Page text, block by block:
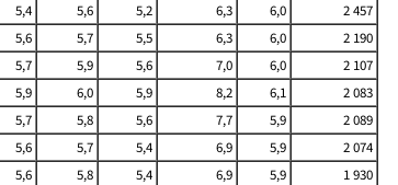
5,4 5,6 5,2 6,3 6,0
2 457
5,6 5,7 5,5 6,3 6,0
2 190
5,7 5,9 5,6 7,0 6,0
2 107
5,9 6,0 5,9 8,2 6,1
2 083
5,7 5,8 5,6 7,7 5,9
2 089
5,6 5,7 5,4 6,9 5,9
2 074
5,6 5,8 5,4 6,9 5,9
1 930